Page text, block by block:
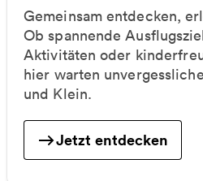
Gemeinsam entdecken,
Ob spannende
Aktivitäten oder
hier warten
und Klein.
Jetzt entdecken